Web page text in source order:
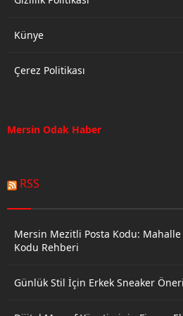
Künye
Çerez Politikası
Mersin Odak Haber
RSS
Mersin Mezitli Posta Kodu:
Kodu Rehberi
Günlük Stil İçin Erkek Sneaker